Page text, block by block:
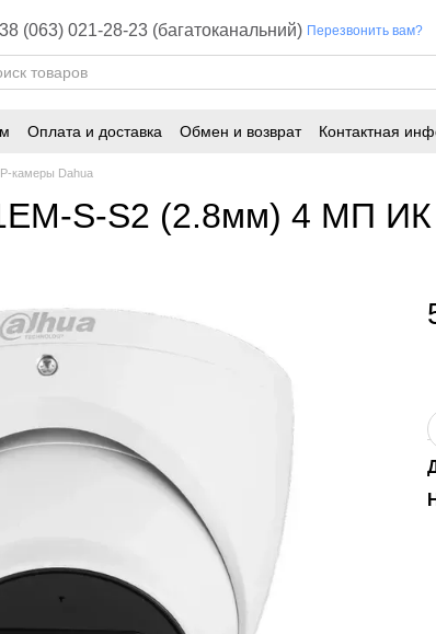
(063) 021-28-23 (багатоканальний) Перезвонить вам?
Оплата и доставка Обмен и возврат Контактная
камеры Dahua
S-S2 (2.8мм) 4 МП ИК